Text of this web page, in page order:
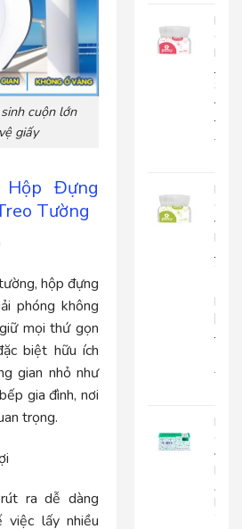
cuộn lớn
giấy
Đựng
Tường
hộp đựng
phóng không
mọi thứ gọn
biệt hữu ích
gian nhỏ như
gia đình, nơi
trọng.
ra dễ dàng
việc lấy nhiều
Khăn
Giấy
Lụa
Silk
400|
JPS400
Khăn
Giấy
Đa
20-
Lớp
|
Khăn
Giấy
Đa
An
20-